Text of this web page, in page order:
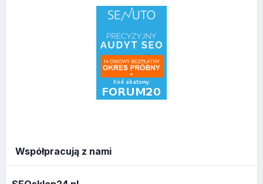
Współpracują z nami